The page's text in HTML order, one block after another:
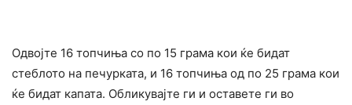
Одвојте 16 топчиња со по 15 грама кои ќе бидат
стеблото на печурката, и 16 топчиња од по 25 грама кои
ќе бидат капата. Обликувајте ги и оставете ги во